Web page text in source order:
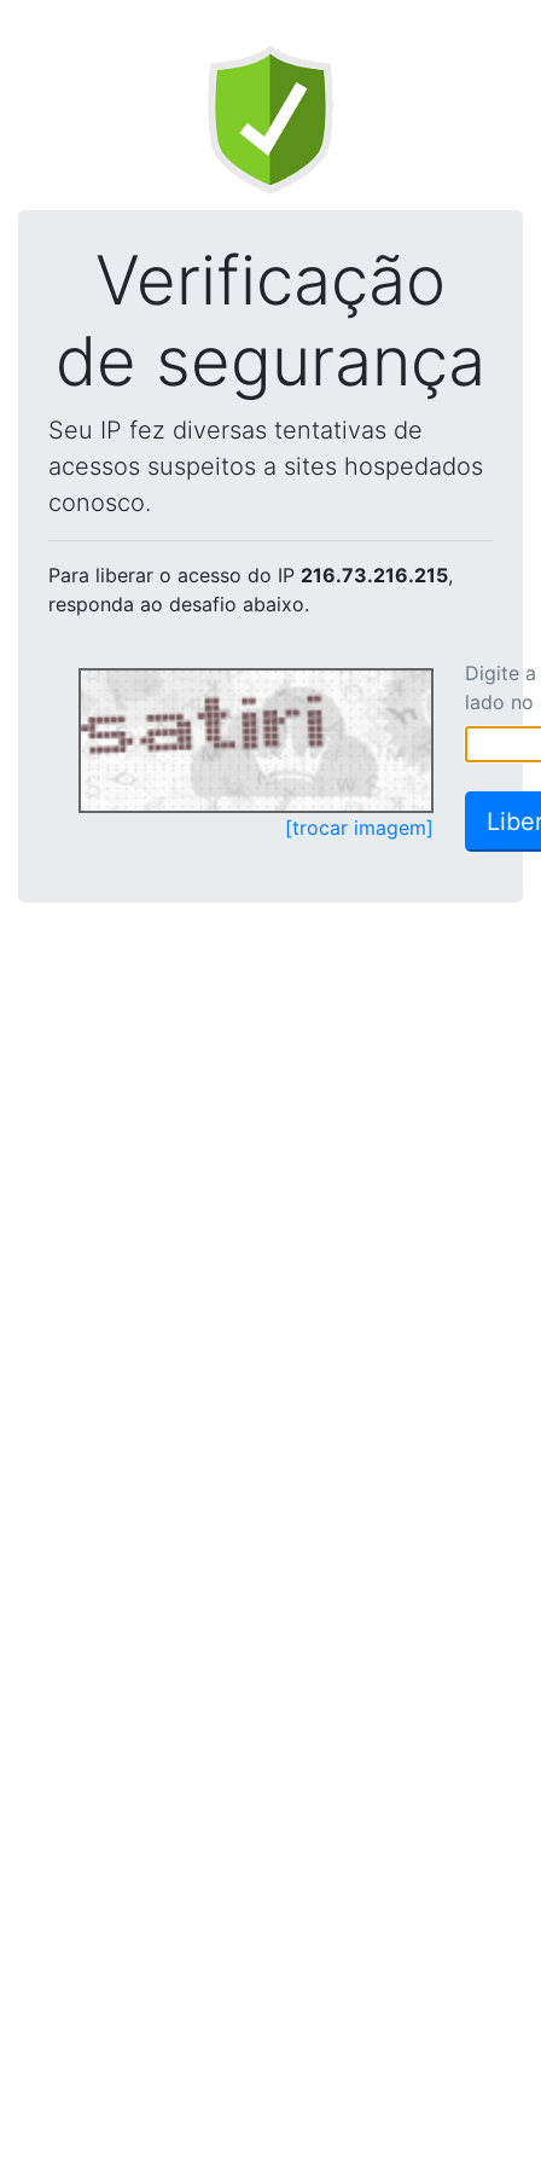
Verificação
de segurança
Seu IP fez diversas tentativas de
acessos suspeitos a sites hospedados
conosco.
Para liberar o acesso do IP 216.73.216.215,
responda ao desafio abaixo.
[trocar imagem]
Digite
lado no